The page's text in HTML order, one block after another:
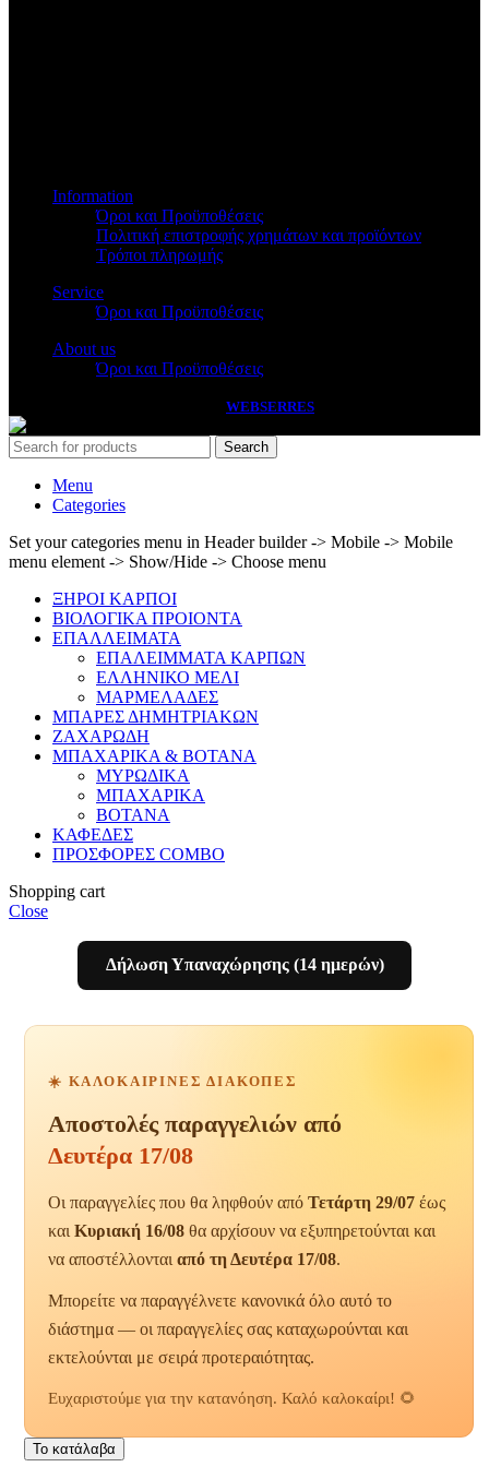
Information
Όροι και Προϋποθέσεις
Πολιτική επιστροφής χρημάτων και προϊόντων
Τρόποι πληρωμής
Service
Όροι και Προϋποθέσεις
About us
Όροι και Προϋποθέσεις
WEBSERRES
Search
Menu
Categories
Set your categories menu in Header builder -> Mobile -> Mobile
menu element -> Show/Hide -> Choose menu
ΞΗΡΟΙ ΚΑΡΠΟΙ
ΒΙΟΛΟΓΙΚΑ ΠΡΟΙΟΝΤΑ
ΕΠΑΛΛΕΙΜΑΤΑ
ΕΠΑΛΕΙΜΜΑΤΑ ΚΑΡΠΩΝ
ΕΛΛΗΝΙΚΟ ΜΕΛΙ
ΜΑΡΜΕΛΑΔΕΣ
ΜΠΑΡΕΣ ΔΗΜΗΤΡΙΑΚΩΝ
ΖΑΧΑΡΩΔΗ
ΜΠΑΧΑΡΙΚΑ & ΒΟΤΑΝΑ
ΜΥΡΩΔΙΚΑ
ΜΠΑΧΑΡΙΚΑ
ΒΟΤΑΝΑ
ΚΑΦΕΔΕΣ
ΠΡΟΣΦΟΡΕΣ COMBO
Shopping cart
Close
Δήλωση Υπαναχώρησης (14 ημερών)
☀️ ΚΑΛΟΚΑΙΡΙΝΈΣ ΔΙΑΚΟΠΈΣ
Αποστολές παραγγελιών από
Δευτέρα 17/08
Οι παραγγελίες που θα ληφθούν από Τετάρτη 29/07 έως
και Κυριακή 16/08 θα αρχίσουν να εξυπηρετούνται και
να αποστέλλονται από τη Δευτέρα 17/08.
Μπορείτε να παραγγέλνετε κανονικά όλο αυτό το
διάστημα — οι παραγγελίες σας καταχωρούνται και
εκτελούνται με σειρά προτεραιότητας.
Ευχαριστούμε για την κατανόηση. Καλό καλοκαίρι! 🌻
Το κατάλαβα